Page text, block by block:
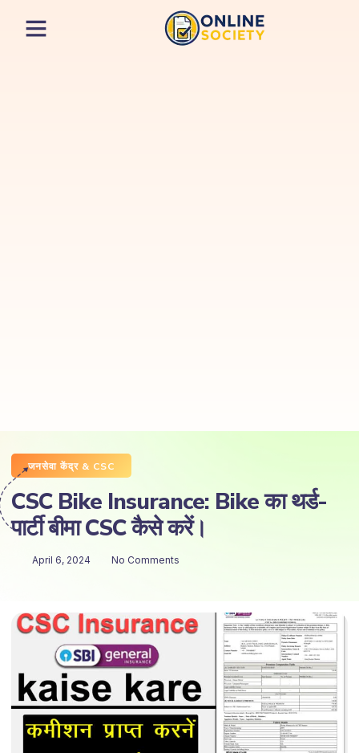
जनसेवा केंद्र & CSC
CSC Bike Insurance: Bike का थर्ड-
पार्टी बीमा CSC कैसे करें।
April 6, 2024 No Comments